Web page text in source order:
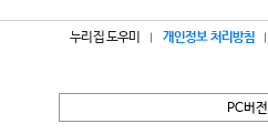
누리집 도우미 개인정보 처리방침
PC버전